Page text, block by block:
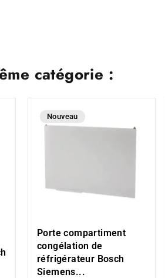
catégorie :
Nouveau
Porte compartiment
congélation de
réfrigérateur Bosch
Siemens...